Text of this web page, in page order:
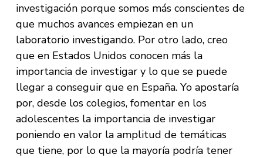
investigación porque somos más conscientes de
que muchos avances empiezan en un
laboratorio investigando. Por otro lado, creo
que en Estados Unidos conocen más la
importancia de investigar y lo que se puede
llegar a conseguir que en España. Yo apostaría
por, desde los colegios, fomentar en los
adolescentes la importancia de investigar
poniendo en valor la amplitud de temáticas
que tiene, por lo que la mayoría podría tener